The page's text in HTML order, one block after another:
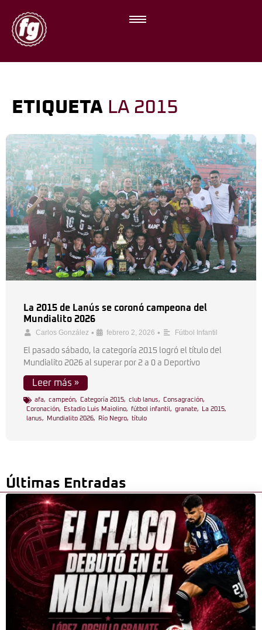
ETIQUETA LA 2015
La 2015 de Lanús se coronó campeona del
Mundialito 2026
Carlos González • febrero 2, 2026 • Fútbol Infantil
El pasado sábado, la categoría 2015 logró el título del
Mundialito 2026 al superar por 2 a 0 a Deportivo
Leer más »
afa, campeón, Categoría 2015, club lanus, Consagración,
Coronación, Estadio Luis Maiolino, fútbol infantil , granate, La 2015,
lanus, Mundialito 2026, Río Negro, título
Últimas Entradas